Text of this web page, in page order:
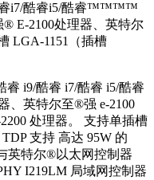
睿i7/酷睿i5/酷睿™™™™
E-2100处理器、英特尔
LGA-1151（插槽
睿 i9/酷睿 i7/酷睿 i5/酷睿
英特尔至®强 e-2100
处理器。 支持单插槽
支持 高达 95W 的
英特尔®以太网控制器
I219LM 局域网控制器